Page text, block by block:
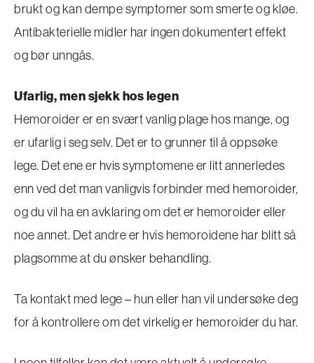
brukt og kan dempe symptomer som smerte og kløe.
Antibakterielle midler har ingen dokumentert effekt
og bør unngås.
Ufarlig, men sjekk hos legen
Hemoroider er en svært vanlig plage hos mange, og
er ufarlig i seg selv. Det er to grunner til å oppsøke
lege. Det ene er hvis symptomene er litt annerledes
enn ved det man vanligvis forbinder med hemoroider,
og du vil ha en avklaring om det er hemoroider eller
noe annet. Det andre er hvis hemoroidene har blitt så
plagsomme at du ønsker behandling.
Ta kontakt med lege – hun eller han vil undersøke deg
for å kontrollere om det virkelig er hemoroider du har.